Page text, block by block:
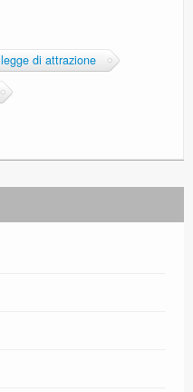
legge di attrazione